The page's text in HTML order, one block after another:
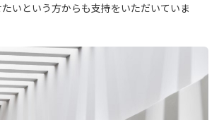
いという方からも支持をいただいていま